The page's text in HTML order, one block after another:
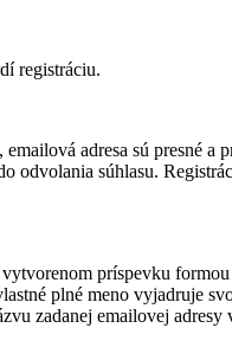
registráciu.
adresa sú presné a
odvolania súhlasu.
príspevku
plné meno vyjadruje
zadanej emailovej adresy